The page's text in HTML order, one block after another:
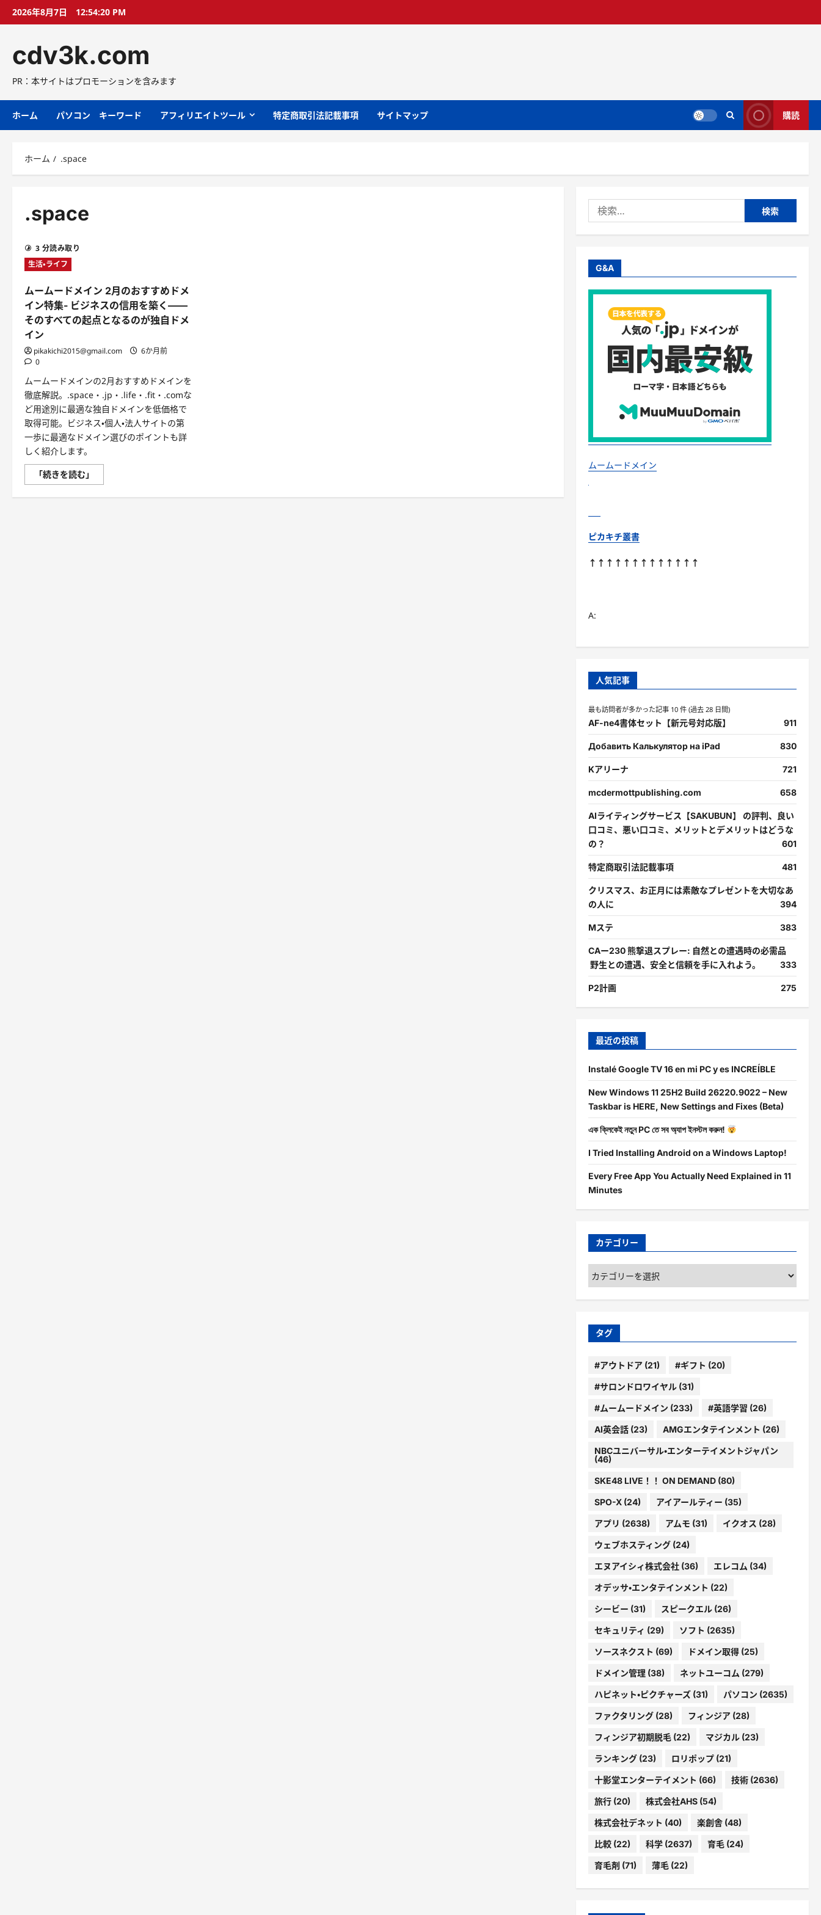
プ
2026年8月7日 12:54:21 PM
cdv3k.com
PR：本サイトはプロモーションを含みます
ホーム パソコン キーワード アフィリエイトツール 特定商取引法記載事項 サイトマップ 購読
ホーム .space
.space
3 分読み取り
生活・ライフ
ムームードメイン 2月のおすすめドメ
イン特集- ビジネスの信用を築く――
そのすべての起点となるのが独自ドメ
イン
pikakichi2015@gmail.com
6か月前
0
ムームードメインの2月おすすめドメインを
徹底解説。.space・.jp・.life・.fit・.comな
ど用途別に最適な独自ドメインを低価格で
取得可能。ビジネス・個人・法人サイトの第
一歩に最適なドメイン選びのポイントも詳
しく紹介します。
「続きを読む」
ー
ー
索:
G&A
ムームードメイン
ピカキチ叢書
↑↑↑↑↑↑↑↑↑↑↑↑↑
A:
人気記事
最も訪問者が多かった記事 10 件 (過去 28 日間)
AF-ne4書体セット【新元号対応版】 911
Добавить Калькулятор на iPad 830
Kアリーナ 721
mcdermottpublishing.com 658
AIライティングサービス【SAKUBUN】 の評判、良い
口コミ、悪い口コミ、メリットとデメリットはどうな
の？
601
特定商取引法記載事項 481
クリスマス、お正月には素敵なプレゼントを大切なあ
の人に
394
Mステ 383
CAー230 熊撃退スプレー: 自然との遭遇時の必需品
野生との遭遇、安全と信頼を手に入れよう。
333
P2計画 275
最近の投稿
Instalé Google TV 16 en mi PC y es INCREÍBLE
New Windows 11 25H2 Build 26220.9022 – New
Taskbar is HERE, New Settings and Fixes (Beta)
এক ক্লিকেই নতুন PC তে সব অ্যাপ ইনস্টল করুন!
I Tried Installing Android on a Windows Laptop!
Every Free App You Actually Need Explained in 11
Minutes
カテゴリー
カ
テ
ゴ
ー
タグ
#アウトドア(21) #ギフト (20)
#サロンドロワイヤル(31)
#ムームードメイン (233) #英語学習 (26)
AI英会話(23) AMGエンタテインメント (26)
NBCユニバーサル・エンターテイメントジャパン
(46)
SKE48 LIVE！！ ON DEMAND(80)
SPO-X(24) アイアールティー (35)
アプリ (2638) アムモ (31) イクオス (28)
ウェブホスティング(24)
エヌアイシィ株式会社(36) エレコム (34)
オデッサ・エンタテインメント (22)
シービー (31) スピークエル(26)
セキュリティ (29) ソフト (2635)
ソースネクスト (69) ドメイン取得(25)
ドメイン管理(38) ネットユーコム (279)
ハピネット・ピクチャーズ(31) パソコン (2635)
ファクタリング(28) フィンジア(28)
フィンジア初期脱毛(22) マジカル(23)
ランキング(23) ロリポップ(21)
十影堂エンターテイメント (66) 技術(2636)
旅行(20) 株式会社AHS(54)
株式会社デネット (40) 楽創舎(48)
比較(22) 科学(2637) 育毛(24)
育毛剤 (71) 薄毛(22)